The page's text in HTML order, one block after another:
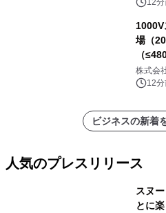
ーサウ
場（
（
トを
株式会
12分
ビジネスの新着
人気のプレスリリース
スヌ
とに